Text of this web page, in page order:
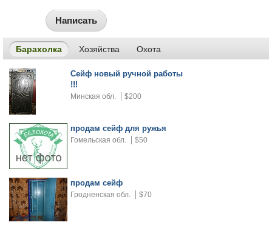
Написать
Барахолка Хозяйства Охота
Сейф новый ручной работы
!!!
Минская обл. $200
продам сейф для ружья
Гомельская обл. $50
продам сейф
Гродненская обл. $70